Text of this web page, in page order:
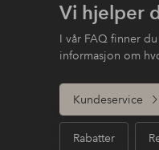
Vi hjelper
I vår FAQ finner
informasjon om
Kundeservice
Rabatter